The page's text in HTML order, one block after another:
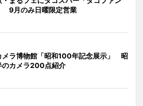
9月のみ日曜限定営業
メラ博物館「昭和100年記念展示」 昭
のカメラ200点紹介